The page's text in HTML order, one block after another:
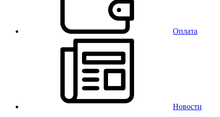
Оплата
Новости